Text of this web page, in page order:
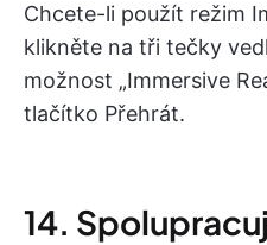
Chcete-li použít režim
klikněte na tři tečky
možnost „Immersive
tlačítko Přehrát.
14.